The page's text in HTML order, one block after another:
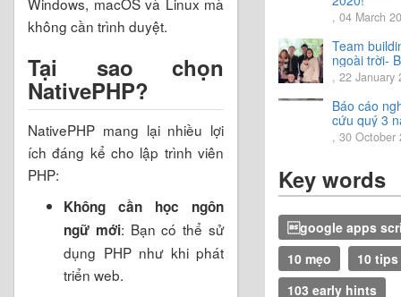
không cần trình duyệt.
Tại sao chọn
NativePHP?
NativePHP mang lại nhiều lợi
ích đáng kể cho lập trình viên
PHP:
Không cần học ngôn
ngữ mới: Bạn có thể sử
dụng PHP như khi phát
triển web.
, 04 March
Team
ngoài trời-
trải
vời.
, 22 January
Báo cáo
cứu quý 3
2020
, 30 October
Key words
google apps
10 mẹo
10 tips
103 early hints